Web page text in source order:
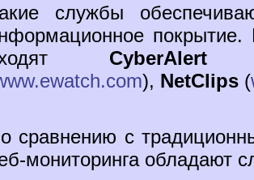
службы
покрытие.
), NetClips (
сравнению с
мониторинга обладают